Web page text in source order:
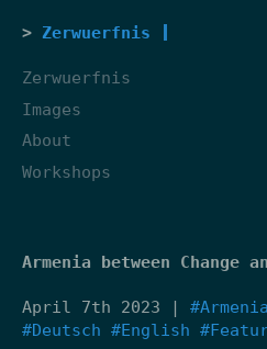
Zerwuerfnis
Zerwuerfnis
Images
About
Workshops
Armenia between Change
April 7th 2023 | #Armenia
#Deutsch #English